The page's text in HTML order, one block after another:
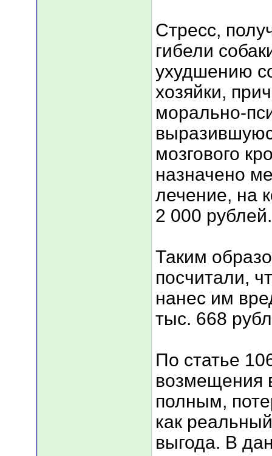
Стресс,
гибели
ухудшению
хозяйки,
морально-
мозгового
назначено
лечение, на
2 000 рублей.
Таким
посчитали,
нанес им
тыс. 668
По статье
возмещения
полным,
как
выгода. В